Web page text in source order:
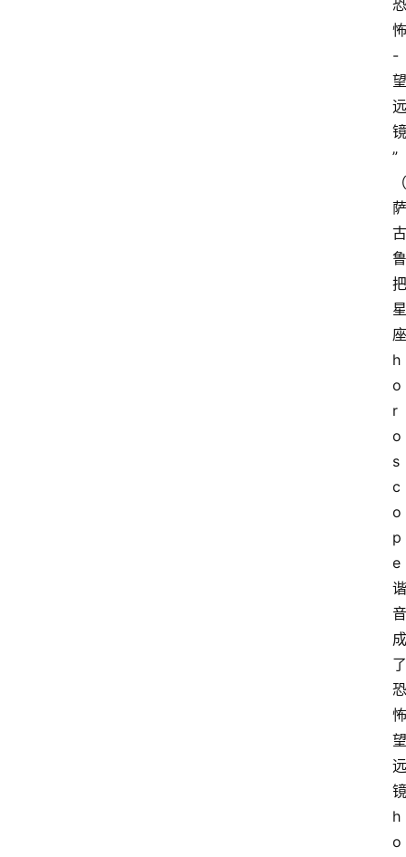
恐
怖
-
望
远
镜
”
（
萨
古
鲁
把
星
座
h
o
r
o
s
c
o
p
e
谐
音
成
了
恐
怖
望
远
镜
h
o